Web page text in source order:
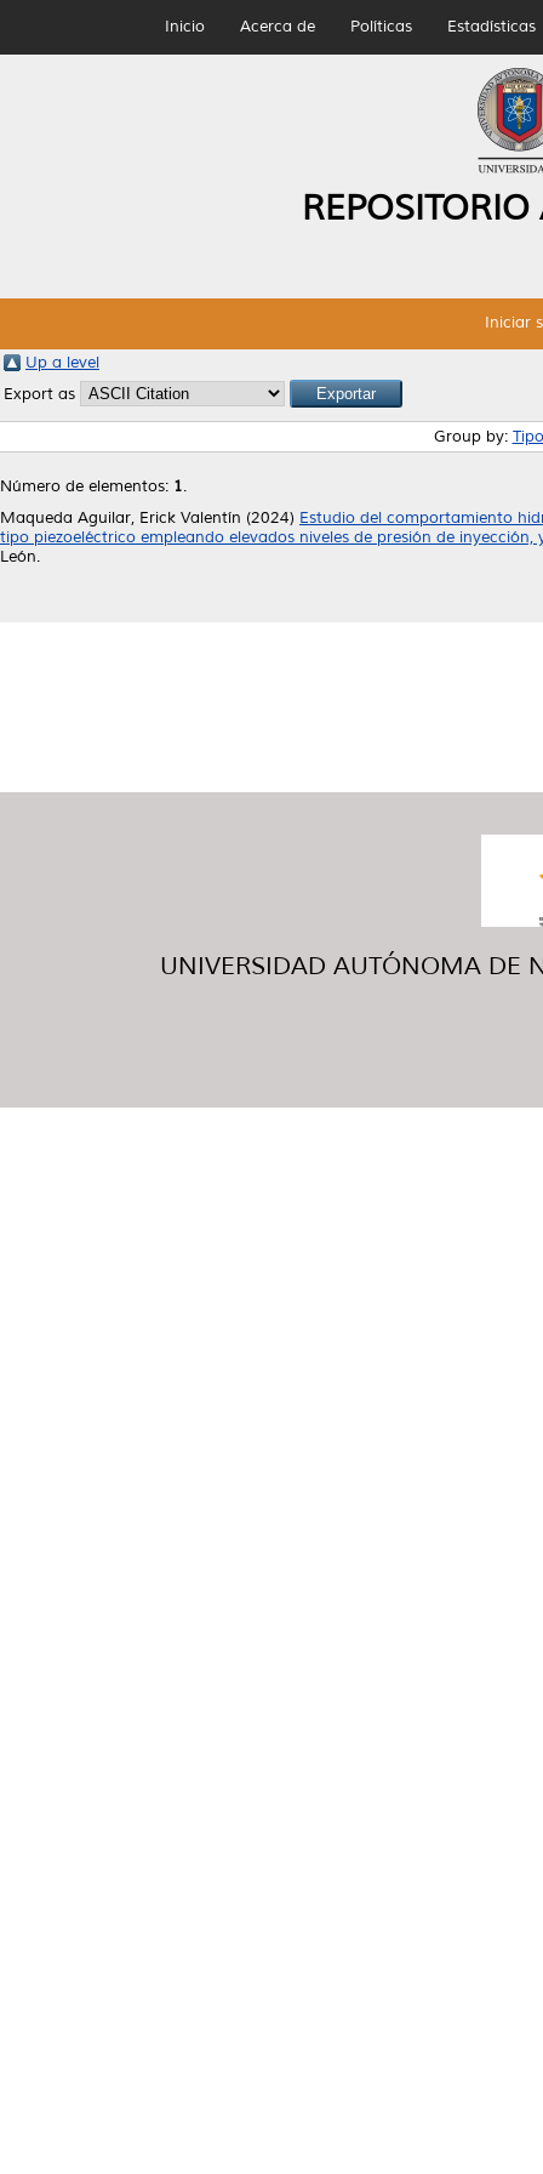
Inicio Acerca de Políticas Estadísticas
Iniciar
Up a level
Export as
Group by:
Número de elementos: 1.
Maqueda Aguilar, Erick Valentín (2024) Estudio del comportamiento
tipo piezoeléctrico empleando elevados niveles de presión de
León.
UNIVERSIDAD AUTÓNOMA DE